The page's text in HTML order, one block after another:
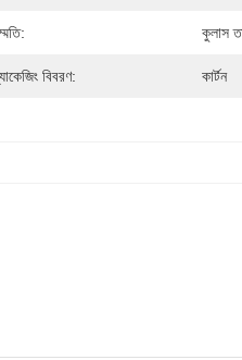
কুলাস
বিবরণ: কার্টন